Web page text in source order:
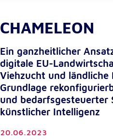
CHAMELEON
Ein ganzheitlicher
digitale EU-
Viehzucht und
Grundlage
und bedarfsgesteuerter
künstlicher Intelligenz
20.06.2023
Externe Dienste
Kartendiensten
diesen externen
YouTube
Anbieter:
Google LLC
Zweck: